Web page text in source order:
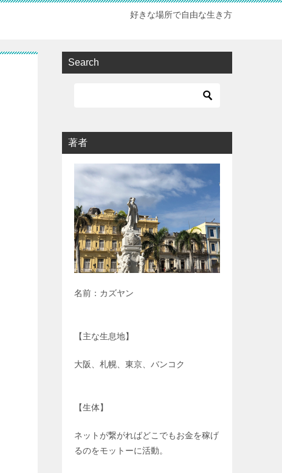
好きな場所で自由な生き方
Search
著者
名前：カズヤン
【主な生息地】
大阪、札幌、東京、バンコク
【生体】
ネットが繋がればどこでもお金を稼げ
るのをモットーに活動。